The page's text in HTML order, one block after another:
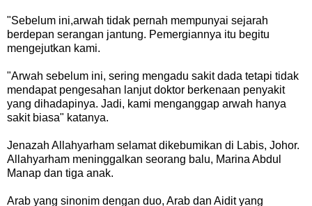
"Sebelum ini,arwah tidak pernah mempunyai sejarah
berdepan serangan jantung. Pemergiannya itu begitu
mengejutkan kami.
"Arwah sebelum ini, sering mengadu sakit dada tetapi tidak
mendapat pengesahan lanjut doktor berkenaan penyakit
yang dihadapinya. Jadi, kami menganggap arwah hanya
sakit biasa" katanya.
Jenazah Allahyarham selamat dikebumikan di Labis, Johor.
Allahyarham meninggalkan seorang balu, Marina Abdul
Manap dan tiga anak.
Arab yang sinonim dengan duo, Arab dan Aidit yang